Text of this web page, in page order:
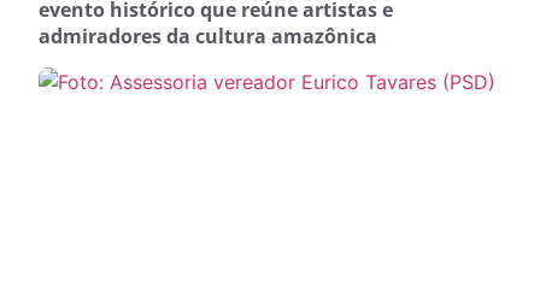
evento histórico que reúne artistas e
admiradores da cultura amazônica